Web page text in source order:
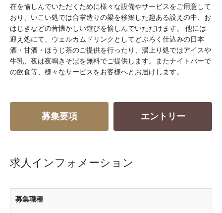
在を愉しんでいただくために様々な設備やサービスをご用意して
おり、いこい処では合掌造りの梁を移築した趣ある設えの中、お
はじきなどの昔懐かしい遊びを愉しんでいただけます。 他には
迎え処にて、ウェルカムドリンクとしてどぶろく仕込みの日本
酒・甘酒・ほうじ茶のご提供を行ったり、湯上り処ではアイスや
牛乳、夜は夜鳴きそばを無料でご提供します。またナイトバーで
の飲食等、様々なサービスをお客様へとお届けします。
募集要項 エントリー
求人インフォメーション
募集職種